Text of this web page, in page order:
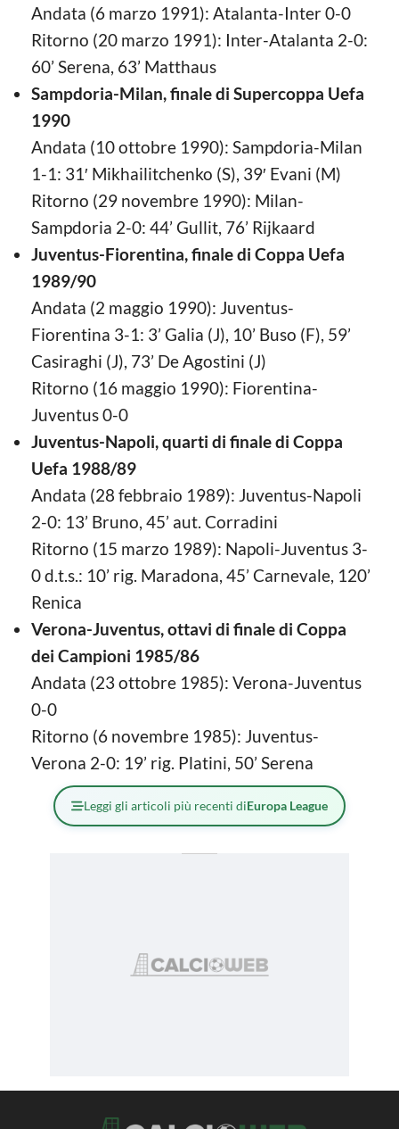
Andata (6 marzo 1991): Atalanta-Inter 0-0
Ritorno (20 marzo 1991): Inter-Atalanta 2-0:
60’ Serena, 63’ Matthaus
Sampdoria-Milan, finale di Supercoppa Uefa
1990
Andata (10 ottobre 1990): Sampdoria-Milan
1-1: 31′ Mikhailitchenko (S), 39′ Evani (M)
Ritorno (29 novembre 1990): Milan-
Sampdoria 2-0: 44’ Gullit, 76’ Rijkaard
Juventus-Fiorentina, finale di Coppa Uefa
1989/90
Andata (2 maggio 1990): Juventus-
Fiorentina 3-1: 3’ Galia (J), 10’ Buso (F), 59’
Casiraghi (J), 73’ De Agostini (J)
Ritorno (16 maggio 1990): Fiorentina-
Juventus 0-0
Juventus-Napoli, quarti di finale di Coppa
Uefa 1988/89
Andata (28 febbraio 1989): Juventus-Napoli
2-0: 13’ Bruno, 45’ aut. Corradini
Ritorno (15 marzo 1989): Napoli-Juventus 3-
0 d.t.s.: 10’ rig. Maradona, 45’ Carnevale, 120’
Renica
Verona-Juventus, ottavi di finale di Coppa
dei Campioni 1985/86
Andata (23 ottobre 1985): Verona-Juventus
0-0
Ritorno (6 novembre 1985): Juventus-
Verona 2-0: 19’ rig. Platini, 50’ Serena
Leggi gli articoli più recenti diEuropa League